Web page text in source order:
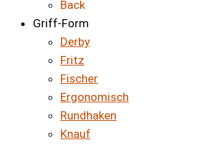
Back
Griff-Form
Derby
Fritz
Fischer
Ergonomisch
Rundhaken
Knauf